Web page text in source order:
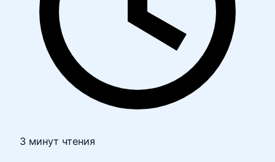
3 минут чтения